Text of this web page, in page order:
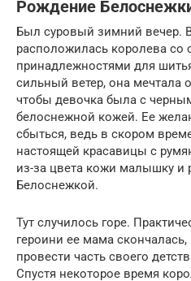
Рождение
Был суровый зимний вечер.
расположилась королева со
принадлежностями для
сильный ветер, она мечтала
чтобы девочка была с
белоснежной кожей. Ее
сбыться, ведь в скором
настоящей красавицы с
из-за цвета кожи малышку и
Белоснежкой.
Тут случилось горе.
героини ее мама
провести часть своего
Спустя некоторое время